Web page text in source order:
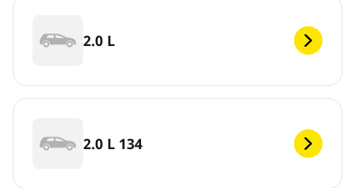
2.0 L
2.0 L 134